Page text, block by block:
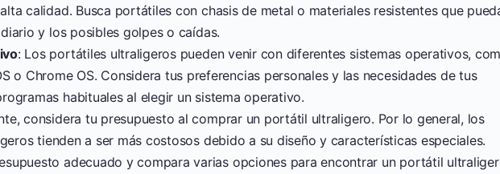
calidad. Busca portátiles con chasis de metal o materiales resistentes que
y los posibles golpes o caídas.
: Los portátiles ultraligeros pueden venir con diferentes sistemas operativos,
o Chrome OS. Considera tus preferencias personales y las necesidades de tus
habituales al elegir un sistema operativo.
considera tu presupuesto al comprar un portátil ultraligero. Por lo general, los
tienden a ser más costosos debido a su diseño y características especiales.
adecuado y compara varias opciones para encontrar un portátil